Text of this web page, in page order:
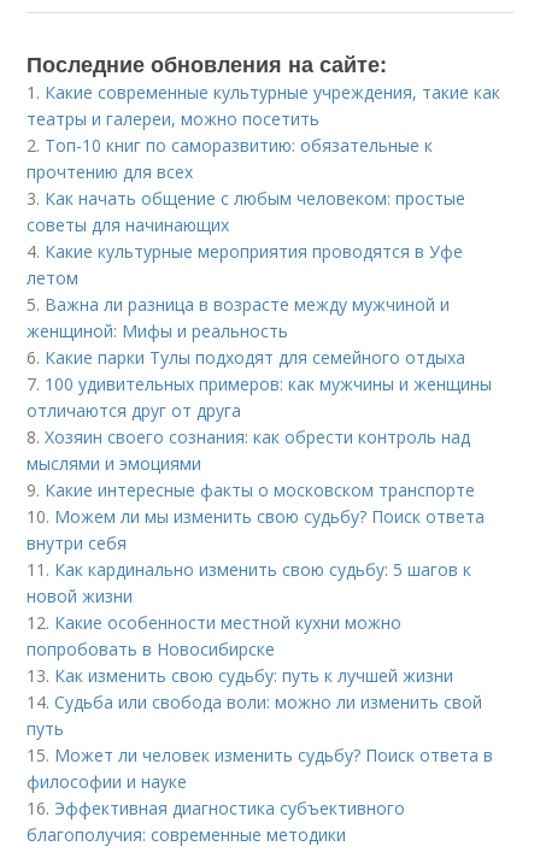
Последние обновления на сайте:
1. Какие современные культурные учреждения, такие как
театры и галереи, можно посетить
2. Топ-10 книг по саморазвитию: обязательные к
прочтению для всех
3. Как начать общение с любым человеком: простые
советы для начинающих
4. Какие культурные мероприятия проводятся в Уфе
летом
5. Важна ли разница в возрасте между мужчиной и
женщиной: Мифы и реальность
6. Какие парки Тулы подходят для семейного отдыха
7. 100 удивительных примеров: как мужчины и женщины
отличаются друг от друга
8.Хозяин своего сознания: как обрести контроль над
мыслями и эмоциями
9. Какие интересные факты о московском транспорте
10. Можем ли мы изменить свою судьбу? Поиск ответа
внутри себя
11. Как кардинально изменить свою судьбу: 5 шагов к
новой жизни
12. Какие особенности местной кухни можно
попробовать в Новосибирске
13. Как изменить свою судьбу: путь к лучшей жизни
14.Судьба или свобода воли: можно ли изменить свой
путь
15. Может ли человек изменить судьбу? Поиск ответа в
философии и науке
16. Эффективная диагностика субъективного
благополучия: современные методики